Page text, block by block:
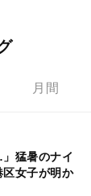
月間
猛暑のナイ
女子が明か